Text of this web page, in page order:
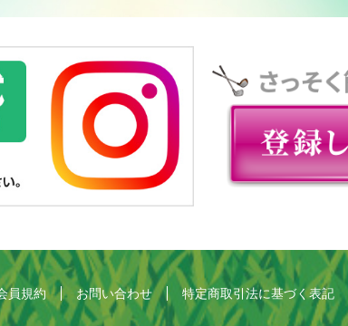
員規約 お問い合わせ 特定商取引法に基づく表記